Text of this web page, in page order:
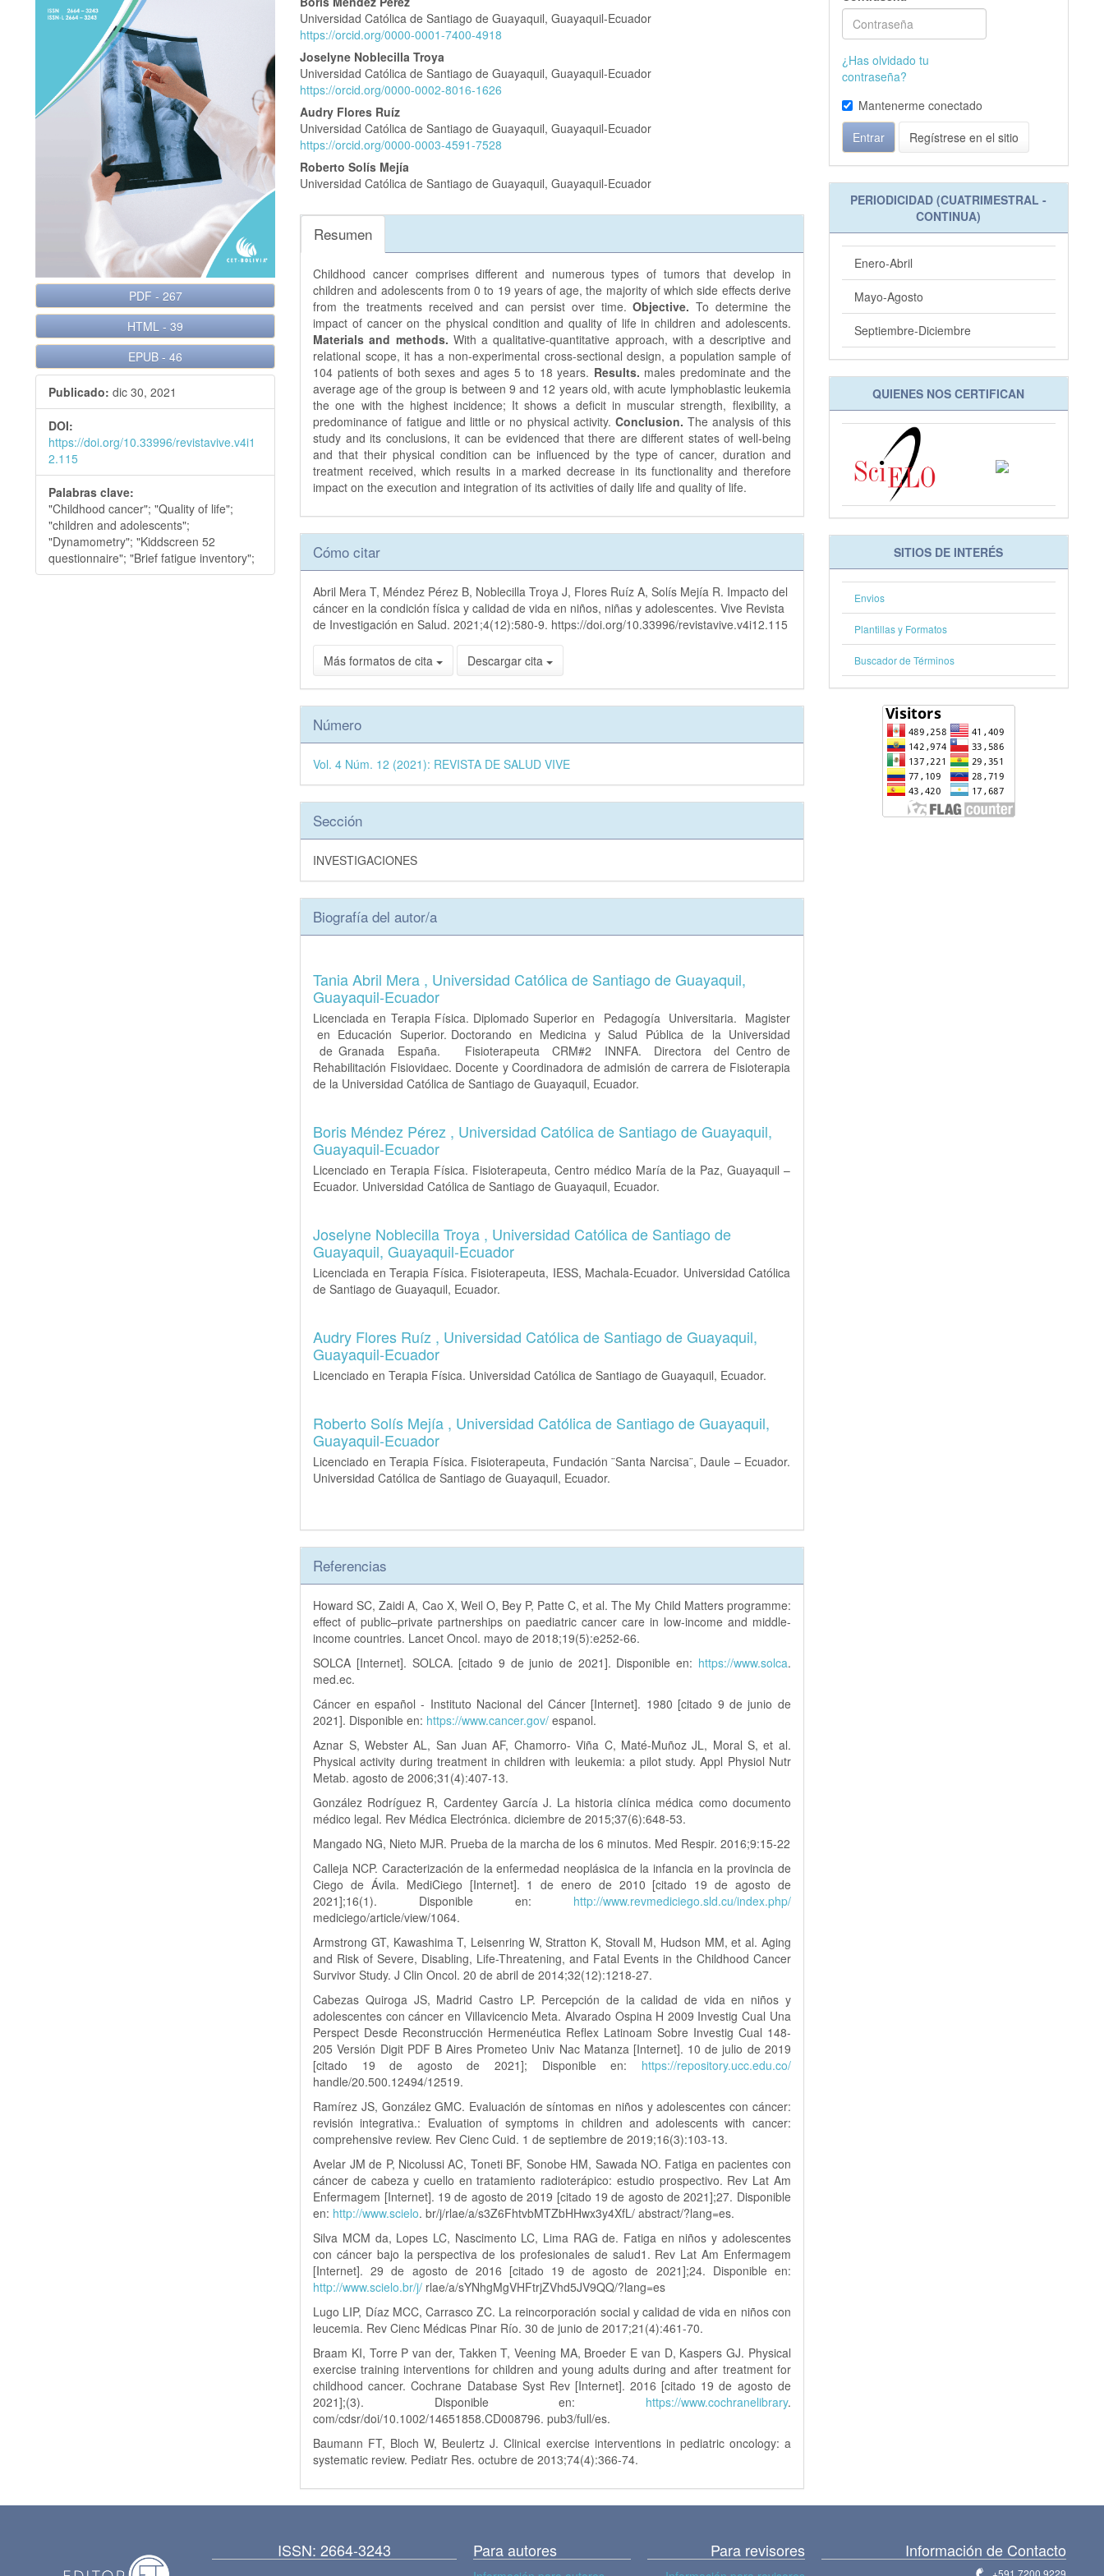
del
artículo
PDF - 267
HTML-39
EPUB-46
Publicado: dic 30, 2021
DOI:
https://doi.org/10.33996/revistavive.v4i1
2.115
Palabras clave:
"Childhood cancer"; "Quality of life";
"children and adolescents";
"Dynamometry"; "Kiddscreen 52
questionnaire"; "Brief fatigue inventory";
del
artículo
Universidad Católica de Santiago de Guayaquil, Guayaquil-Ecuador
https://orcid.org/0000-0001-7400-4918
Joselyne Noblecilla Troya
Universidad Católica de Santiago de Guayaquil, Guayaquil-Ecuador
https://orcid.org/0000-0002-8016-1626
Audry Flores Ruíz
Universidad Católica de Santiago de Guayaquil, Guayaquil-Ecuador
https://orcid.org/0000-0003-4591-7528
Roberto Solís Mejía
Universidad Católica de Santiago de Guayaquil, Guayaquil-Ecuador
Resumen
Childhood cancer comprises different and numerous types of tumors that develop in
children and adolescents from 0 to 19 years of age, the majority of which side effects derive
from the treatments received and can persist over time.Objective.To determine the
impact of cancer on the physical condition and quality of life in children and adolescents.
Materials and methods. With a qualitative-quantitative approach, with a descriptive and
relational scope, it has a non-experimental cross-sectional design, a population sample of
104 patients of both sexes and ages 5 to 18 years. Results. males predominate and the
average age of the group is between 9 and 12 years old, with acute lymphoblastic leukemia
the one with the highest incidence; It shows a deficit in muscular strength, flexibility, a
predominance of fatigue and little or no physical activity. Conclusion.The analysis of this
study and its conclusions, it can be evidenced that there are different states of well-being
and that their physical condition can be influenced by the type of cancer, duration and
treatment received, which results in a marked decrease in its functionality and therefore
impact on the execution and integration of its activities of daily life and quality of life.
Detalles
del
artículo
Cómo citar
Abril Mera T, Méndez Pérez B, Noblecilla Troya J, Flores Ruíz A, Solís Mejía R. Impacto del
cáncer en la condición física y calidad de vida en niños, niñas y adolescentes. Vive Revista
de Investigación en Salud. 2021;4(12):580-9. https://doi.org/10.33996/revistavive.v4i12.115
Más formatos de cita Descargar cita
Número
Vol. 4 Núm. 12 (2021): REVISTA DE SALUD VIVE
Sección
INVESTIGACIONES
Biografía del autor/a
Tania Abril Mera , Universidad Católica de Santiago de Guayaquil,
Guayaquil-Ecuador
Licenciada en Terapia Física. Diplomado Superior en Pedagogía Universitaria. Magister
en Educación Superior. Doctorando en Medicina y Salud Pública de la Universidad
de Granada España. Fisioterapeuta CRM#2 INNFA. Directora del Centro de
Rehabilitación Fisiovidaec. Docente y Coordinadora de admisión de carrera de Fisioterapia
de la Universidad Católica de Santiago de Guayaquil, Ecuador.
Boris Méndez Pérez , Universidad Católica de Santiago de Guayaquil,
Guayaquil-Ecuador
Licenciado en Terapia Física. Fisioterapeuta, Centro médico María de la Paz, Guayaquil –
Ecuador. Universidad Católica de Santiago de Guayaquil, Ecuador.
Joselyne Noblecilla Troya , Universidad Católica de Santiago de
Guayaquil, Guayaquil-Ecuador
Licenciada en Terapia Física. Fisioterapeuta, IESS, Machala-Ecuador. Universidad Católica
de Santiago de Guayaquil, Ecuador.
Audry Flores Ruíz , Universidad Católica de Santiago de Guayaquil,
Guayaquil-Ecuador
Licenciado en Terapia Física. Universidad Católica de Santiago de Guayaquil, Ecuador.
Roberto Solís Mejía , Universidad Católica de Santiago de Guayaquil,
Guayaquil-Ecuador
Licenciado en Terapia Física. Fisioterapeuta, Fundación ¨Santa Narcisa¨, Daule – Ecuador.
Universidad Católica de Santiago de Guayaquil, Ecuador.
Referencias
Howard SC, Zaidi A, Cao X, Weil O, Bey P, Patte C, et al. The My Child Matters programme:
effect of public–private partnerships on paediatric cancer care in low-income and middle-
income countries. Lancet Oncol. mayo de 2018;19(5):e252-66.
SOLCA [Internet]. SOLCA. [citado 9 de junio de 2021]. Disponible en: https://www.solca.
med.ec.
Cáncer en español - Instituto Nacional del Cáncer [Internet]. 1980 [citado 9 de junio de
2021]. Disponible en: https://www.cancer.gov/ espanol.
Aznar S, Webster AL, San Juan AF, Chamorro- Viña C, Maté-Muñoz JL, Moral S, et al.
Physical activity during treatment in children with leukemia: a pilot study. Appl Physiol Nutr
Metab. agosto de 2006;31(4):407-13.
González Rodríguez R, Cardentey García J. La historia clínica médica como documento
médico legal. Rev Médica Electrónica. diciembre de 2015;37(6):648-53.
Mangado NG, Nieto MJR. Prueba de la marcha de los 6 minutos. Med Respir. 2016;9:15-22
Calleja NCP. Caracterización de la enfermedad neoplásica de la infancia en la provincia de
Ciego de Ávila. MediCiego [Internet]. 1 de enero de 2010 [citado 19 de agosto de
2021];16(1). Disponible en: http://www.revmediciego.sld.cu/index.php/
mediciego/article/view/1064.
Armstrong GT, Kawashima T, Leisenring W, Stratton K, Stovall M, Hudson MM, et al. Aging
and Risk of Severe, Disabling, Life-Threatening, and Fatal Events in the Childhood Cancer
Survivor Study. J Clin Oncol. 20 de abril de 2014;32(12):1218-27.
Cabezas Quiroga JS, Madrid Castro LP. Percepción de la calidad de vida en niños y
adolescentes con cáncer en Villavicencio Meta. Alvarado Ospina H 2009 Investig Cual Una
Perspect Desde Reconstrucción Hermenéutica Reflex Latinoam Sobre Investig Cual 148-
205 Versión Digit PDF B Aires Prometeo Univ Nac Matanza [Internet]. 10 de julio de 2019
[citado 19 de agosto de 2021]; Disponible en: https://repository.ucc.edu.co/
handle/20.500.12494/12519.
Ramírez JS, González GMC. Evaluación de síntomas en niños y adolescentes con cáncer:
revisión integrativa.: Evaluation of symptoms in children and adolescents with cancer:
comprehensive review. Rev Cienc Cuid. 1 de septiembre de 2019;16(3):103-13.
Avelar JM de P, Nicolussi AC, Toneti BF, Sonobe HM, Sawada NO. Fatiga en pacientes con
cáncer de cabeza y cuello en tratamiento radioterápico: estudio prospectivo. Rev Lat Am
Enfermagem [Internet]. 19 de agosto de 2019 [citado 19 de agosto de 2021];27. Disponible
en: http://www.scielo. br/j/rlae/a/s3Z6FhtvbMTZbHHwx3y4XfL/ abstract/?lang=es.
Silva MCM da, Lopes LC, Nascimento LC, Lima RAG de. Fatiga en niños y adolescentes
con cáncer bajo la perspectiva de los profesionales de salud1. Rev Lat Am Enfermagem
[Internet]. 29 de agosto de 2016 [citado 19 de agosto de 2021];24. Disponible en:
http://www.scielo.br/j/ rlae/a/sYNhgMgVHFtrjZVhd5JV9QQ/?lang=es
Lugo LIP, Díaz MCC, Carrasco ZC. La reincorporación social y calidad de vida en niños con
leucemia. Rev Cienc Médicas Pinar Río. 30 de junio de 2017;21(4):461-70.
Braam KI, Torre P van der, Takken T, Veening MA, Broeder E van D, Kaspers GJ. Physical
exercise training interventions for children and young adults during and after treatment for
childhood cancer. Cochrane Database Syst Rev [Internet]. 2016 [citado 19 de agosto de
2021];(3). Disponible en: https://www.cochranelibrary.
com/cdsr/doi/10.1002/14651858.CD008796. pub3/full/es.
Baumann FT, Bloch W, Beulertz J. Clinical exercise interventions in pediatric oncology: a
systematic review. Pediatr Res. octubre de 2013;74(4):366-74.
¿Has olvidado tu
contraseña?
Mantenerme conectado
Entrar
Regístrese en el sitio
PERIODICIDAD (CUATRIMESTRAL -
CONTINUA)
Enero-Abril
Mayo-Agosto
Septiembre-Diciembre
QUIENES NOS CERTIFICAN
SITIOS DE INTERÉS
Envios
Plantillas y Formatos
Buscador de Términos
ISSN: 2664-3243 Para autores Para revisores Información de Contacto